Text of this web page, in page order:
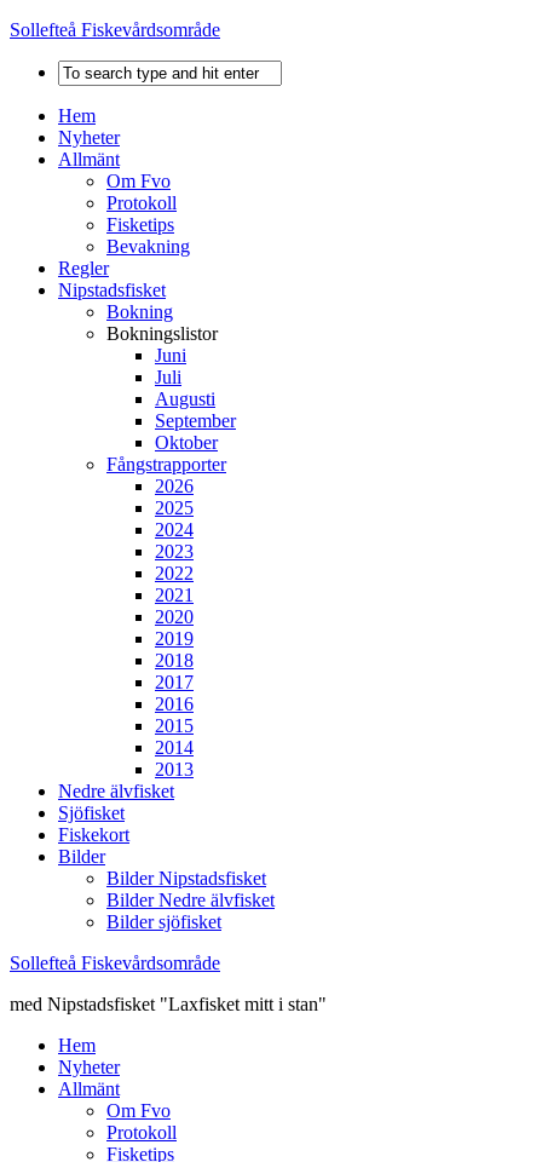
Sollefteå Fiskevårdsområde
Hem
Nyheter
Allmänt
Om Fvo
Protokoll
Fisketips
Bevakning
Regler
Nipstadsfisket
Bokning
Bokningslistor
Juni
Juli
Augusti
September
Oktober
Fångstrapporter
2026
2025
2024
2023
2022
2021
2020
2019
2018
2017
2016
2015
2014
2013
Nedre älvfisket
Sjöfisket
Fiskekort
Bilder
Bilder Nipstadsfisket
Bilder Nedre älvfisket
Bilder sjöfisket
Sollefteå Fiskevårdsområde
med Nipstadsfisket "Laxfisket mitt i stan"
Hem
Nyheter
Allmänt
Om Fvo
Protokoll
Fisketips